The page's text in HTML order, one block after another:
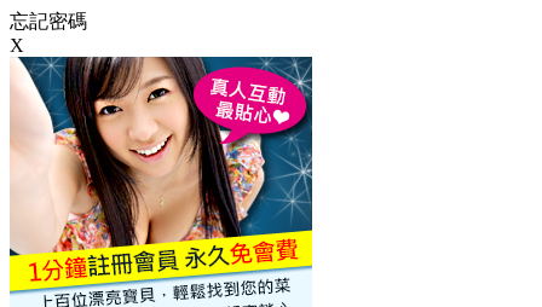
忘記密碼
X